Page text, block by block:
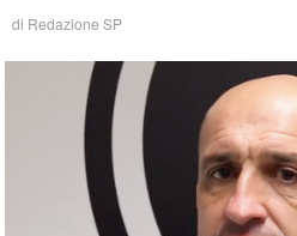
di Redazione SP